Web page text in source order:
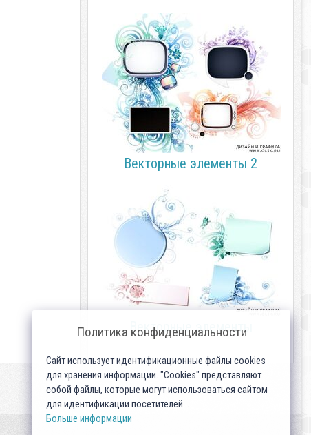
Векторные элементы 2
Векторные элементы
Политика конфиденциальности
Сайт использует идентификационные файлы cookies
для хранения информации. "Cookies" представляют
собой файлы, которые могут использоваться сайтом
для идентификации посетителей...
Больше информации